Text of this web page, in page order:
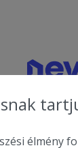
élmény